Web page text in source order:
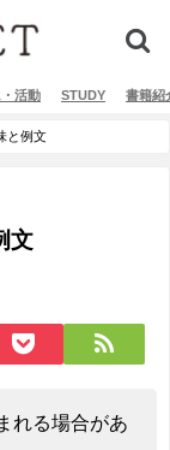
活動 STUDY 書籍紹
と例文
文
れる場合があ